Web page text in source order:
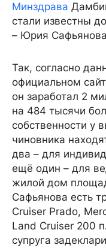
Минздрава
стали известны
– Юрия
Так, согласно
официальном
он заработал 2
на 484 тысячи
собственности у
чиновника
два – для
ещё один – для
жилой дом
Сафьянова есть
Cruiser Prado,
Land Cruiser 200
супруга